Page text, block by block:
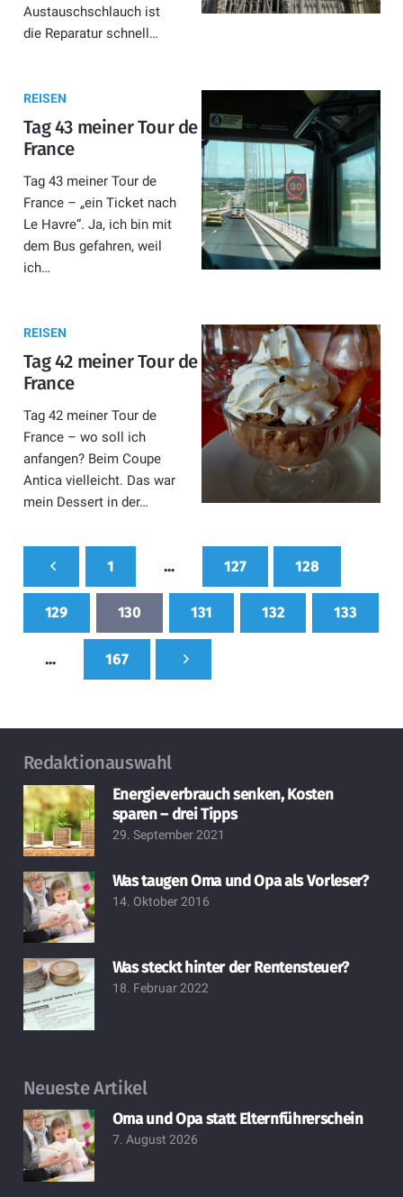
Austauschschlauch ist
die Reparatur schnell…
REISEN
Tag 43 meiner Tour de
France
Tag 43 meiner Tour de
France – „ein Ticket nach
Le Havre“. Ja, ich bin mit
dem Bus gefahren, weil
ich…
REISEN
Tag 42 meiner Tour de
France
Tag 42 meiner Tour de
France – wo soll ich
anfangen? Beim Coupe
Antica vielleicht. Das war
mein Dessert in der…
1 … 127 128
129 130 131 132 133
… 167
Redaktionauswahl
Energieverbrauch senken, Kosten
sparen – drei Tipps
29. September 2021
Was taugen Oma und Opa als Vorleser?
14. Oktober 2016
Was steckt hinter der Rentensteuer?
18. Februar 2022
Neueste Artikel
Oma und Opa statt Elternführerschein
7. August 2026